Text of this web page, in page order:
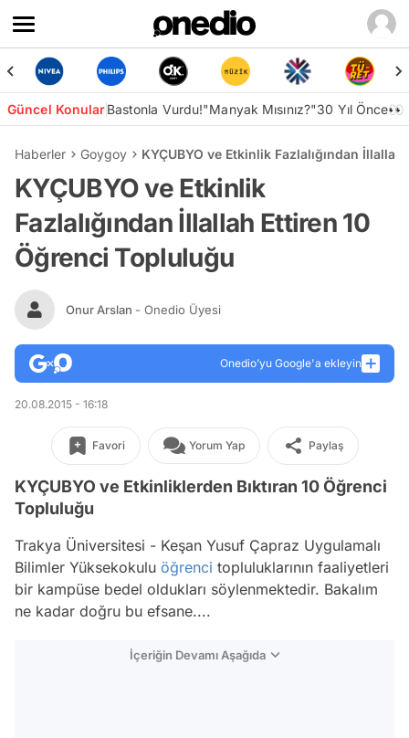
Güncel KonularBastonla Vurdu!"Manyak Mısınız?"30 Yıl Önce👀
Haberler Goygoy KYÇUBYO ve Etkinlik Fazlalığından
KYÇUBYO ve Etkinlik
Fazlalığından İllallah Ettiren 10
Öğrenci Topluluğu
Onur Arslan - Onedio Üyesi
Onedio’yu Google'a ekleyin
20.08.2015 - 16:18
Favori Yorum Yap Paylaş
KYÇUBYO ve Etkinliklerden Bıktıran 10 Öğrenci
Topluluğu
Trakya Üniversitesi - Keşan Yusuf Çapraz Uygulamalı
Bilimler Yüksekokulu öğrenci topluluklarının faaliyetleri
bir kampüse bedel oldukları söylenmektedir. Bakalım
ne kadar doğru bu efsane....
İçeriğin Devamı Aşağıda